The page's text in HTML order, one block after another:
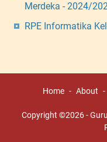
Merdeka - 2024/
RPE Informatika
Home About
Copyright ©2026-